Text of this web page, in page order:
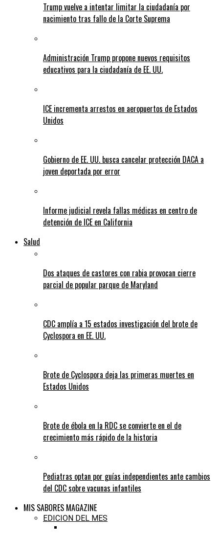
Trump vuelve a intentar limitar la ciudadanía por
nacimiento tras fallo de la Corte Suprema
Administración Trump propone nuevos requisitos
educativos para la ciudadanía de EE. UU.
ICE incrementa arrestos en aeropuertos de Estados
Unidos
Gobierno de EE. UU. busca cancelar protección DACA a
joven deportada por error
Informe judicial revela fallas médicas en centro de
detención de ICE en California
Salud
Dos ataques de castores con rabia provocan cierre
parcial de popular parque de Maryland
CDC amplía a 15 estados investigación del brote de
Cyclospora en EE. UU.
Brote de Cyclospora deja las primeras muertes en
Estados Unidos
Brote de ébola en la RDC se convierte en el de
crecimiento más rápido de la historia
Pediatras optan por guías independientes ante cambios
del CDC sobre vacunas infantiles
MIS SABORES MAGAZINE
EDICION DEL MES